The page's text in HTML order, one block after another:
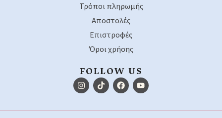
Τρόποι πληρωμής
Αποστολές
Επιστροφές
Όροι χρήσης
FOLLOW US